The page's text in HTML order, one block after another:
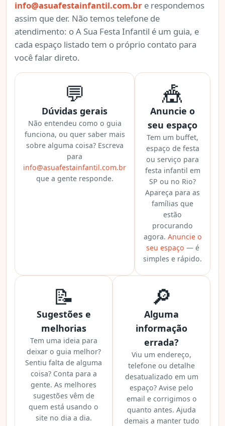
info@asuafestainfantil.com.br e respondemos
assim que der. Não temos telefone de
atendimento: o A Sua Festa Infantil é um guia, e
cada espaço listado tem o próprio contato para
você falar direto.
💬
Dúvidas gerais
Não entendeu como o guia
funciona, ou quer saber mais
sobre alguma coisa? Escreva
para
info@asuafestainfantil.com.br
que a gente responde.
🎪
Anuncie o
seu espaço
Tem um buffet,
espaço de festa
ou serviço para
festa infantil em
SP ou no Rio?
Apareça para as
famílias que
estão
procurando
agora. Anuncie o
seu espaço — é
simples e rápido.
📝
Sugestões e
melhorias
Tem uma ideia para
deixar o guia melhor?
Sentiu falta de alguma
coisa? Conta para a
gente. As melhores
sugestões vêm de
quem está usando o
site no dia a dia.
🔎
Alguma
informação
errada?
Viu um endereço,
telefone ou detalhe
desatualizado em um
espaço? Avise pelo
email e corrigimos o
quanto antes. Ajuda
demais a manter tudo